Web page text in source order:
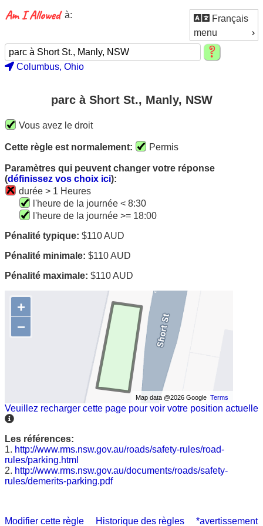
Français
menu
à:
Columbus, Ohio
parc à Short St., Manly, NSW
Vous avez le droit
Cette règle est normalement: Permis
Paramètres qui peuvent changer votre réponse
(définissez vos choix ici):
durée > 1 Heures
l'heure de la journée < 8:30
l'heure de la journée >= 18:00
Pénalité typique: $110 AUD
Pénalité minimale: $110 AUD
Pénalité maximale: $110 AUD
+
−
Map data @2026 GoogleTerms
Veuillez recharger cette page pour voir votre position actuelle
Les références:
1. http://www.rms.nsw.gov.au/roads/safety-rules/road-
rules/parking.html
2. http://www.rms.nsw.gov.au/documents/roads/safety-
rules/demerits-parking.pdf
Modifier cette règle Historique des règles *avertissement